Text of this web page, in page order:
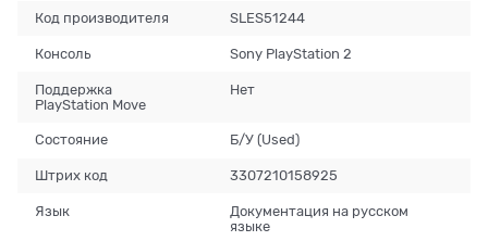
Код производителя SLES51244
Консоль Sony PlayStation 2
Поддержка
PlayStation Move
Нет
Состояние Б/У (Used)
Штрих код 3307210158925
Язык
Документация на русском
языке